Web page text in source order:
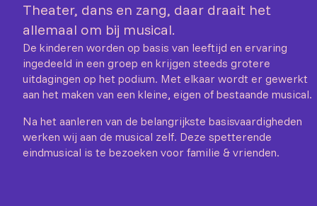
Theater, dans en zang, daar draait het
allemaal om bij musical.
De kinderen worden op basis van leeftijd en ervaring
ingedeeld in een groep en krijgen steeds grotere
uitdagingen op het podium. Met elkaar wordt er gewerkt
aan het maken van een kleine, eigen of bestaande musical.
Na het aanleren van de belangrijkste basisvaardigheden
werken wij aan de musical zelf. Deze spetterende
eindmusical is te bezoeken voor familie & vrienden.